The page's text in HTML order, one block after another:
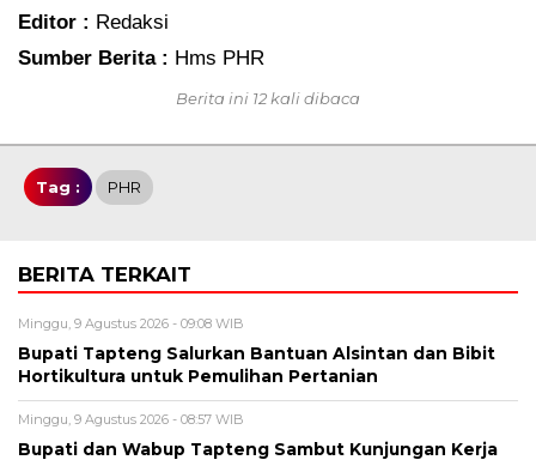
Editor : Redaksi
Sumber Berita : Hms PHR
Berita ini 12 kali dibaca
Tag : PHR
BERITA TERKAIT
Minggu, 9 Agustus 2026 - 09:08 WIB
Bupati Tapteng Salurkan Bantuan Alsintan dan Bibit
Hortikultura untuk Pemulihan Pertanian
Minggu, 9 Agustus 2026 - 08:57 WIB
Bupati dan Wabup Tapteng Sambut Kunjungan Kerja